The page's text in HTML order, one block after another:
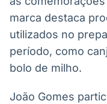
marca destaca
utilizados no
período, como
bolo de milho.
João Gomes